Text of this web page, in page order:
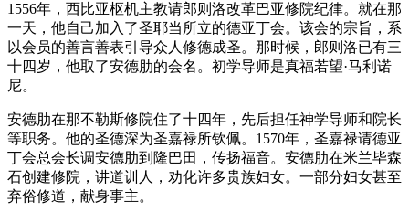
1556年，西比亚枢机主教请郎则洛改革巴亚修院纪律。就在那
一天，他自己加入了圣耶当所立的德亚丁会。该会的宗旨，系
以会员的善言善表引导众人修德成圣。那时候，郎则洛已有三
十四岁，他取了安德肋的会名。初学导师是真福若望·马利诺
尼。
安德肋在那不勒斯修院住了十四年，先后担任神学导师和院长
等职务。他的圣德深为圣嘉禄所钦佩。1570年，圣嘉禄请德亚
丁会总会长调安德肋到隆巴田，传扬福音。安德肋在米兰毕森
石创建修院，讲道训人，劝化许多贵族妇女。一部分妇女甚至
弃俗修道，献身事主。